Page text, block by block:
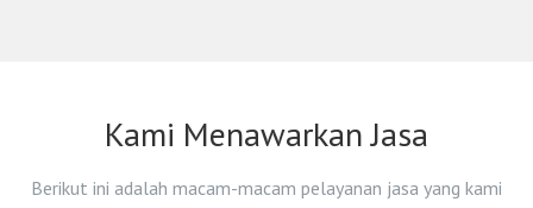
Kami Menawarkan Jasa
Berikut ini adalah macam-macam pelayanan jasa yang kami